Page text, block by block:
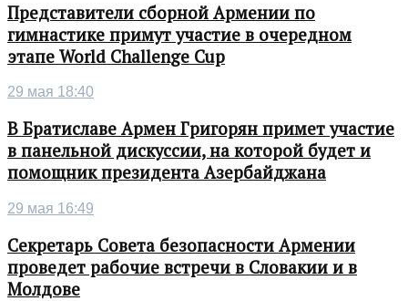
Представители сборной Армении по
гимнастике примут участие в очередном
этапе World Challenge Cup
29 мая 18:40
В Братиславе Армен Григорян примет участие
в панельной дискуссии, на которой будет и
помощник президента Азербайджана
29 мая 16:49
Секретарь Совета безопасности Армении
проведет рабочие встречи в Словакии и в
Молдове